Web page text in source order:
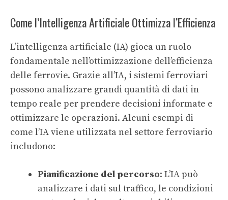
Come l’Intelligenza Artificiale Ottimizza l’Efficienza
L’intelligenza artificiale (IA) gioca un ruolo
fondamentale nell’ottimizzazione dell’efficienza
delle ferrovie. Grazie all’IA, i sistemi ferroviari
possono analizzare grandi quantità di dati in
tempo reale per prendere decisioni informate e
ottimizzare le operazioni. Alcuni esempi di
come l’IA viene utilizzata nel settore ferroviario
includono:
Pianificazione del percorso: L’IA può
analizzare i dati sul traffico, le condizioni